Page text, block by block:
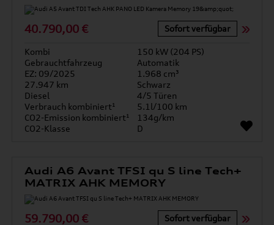
40.790,00 € Sofort verfügbar
Kombi
150 kW (204 PS)
Gebrauchtfahrzeug
Automatik
EZ: 09/2025
1.968 cm³
27.947 km
Schwarz
Diesel
4/5 Türen
Verbrauch kombiniert¹
5.1l/100 km
CO2-Emission kombiniert¹
134g/km
CO2-Klasse
D
Audi A6 Avant TFSI qu S line Tech+
MATRIX AHK MEMORY
59.790,00 € Sofort verfügbar